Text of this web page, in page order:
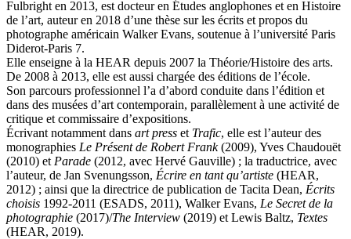
Fulbright en 2013, est docteur en Études anglophones et en Histoire
de l’art, auteur en 2018 d’une thèse sur les écrits et propos du
photographe américain Walker Evans, soutenue à l’université Paris
Diderot-Paris 7.
Elle enseigne à la HEAR depuis 2007 la Théorie/Histoire des arts.
De 2008 à 2013, elle est aussi chargée des éditions de l’école.
Son parcours professionnel l’a d’abord conduite dans l’édition et
dans des musées d’art contemporain, parallèlement à une activité de
critique et commissaire d’expositions.
Écrivant notamment dans art press et Trafic, elle est l’auteur des
monographies Le Présent de Robert Frank(2009), Yves Chaudouët
(2010) et Parade (2012, avec Hervé Gauville) ; la traductrice, avec
l’auteur, de Jan Svenungsson, Écrire en tant qu’artiste (HEAR,
2012) ; ainsi que la directrice de publication de Tacita Dean, Écrits
choisis 1992-2011 (ESADS, 2011), Walker Evans, Le Secret de la
photographie (2017)/The Interview (2019) et Lewis Baltz, Textes
(HEAR, 2019).